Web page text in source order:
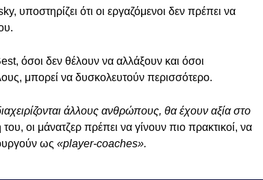
υποστηρίζει ότι οι εργαζόμενοι δεν πρέπει να
όσοι δεν θέλουν να αλλάξουν και όσοι
μπορεί να δυσκολευτούν περισσότερο.
άλλους ανθρώπους, θα έχουν αξία στο
οι μάνατζερ πρέπει να γίνουν πιο πρακτικοί, να
ως «player-coaches».